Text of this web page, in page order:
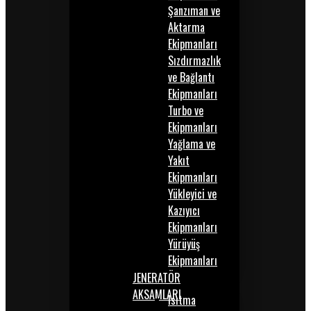
Şanzıman ve
Aktarma
Ekipmanları
Sızdırmazlık
ve Bağlantı
Ekipmanları
Turbo ve
Ekipmanları
Yağlama ve
Yakıt
Ekipmanları
Yükleyici ve
Kazıyıcı
Ekipmanları
Yürüyüş
Ekipmanları
JENERATÖR
AKSAMLARIIsıtma